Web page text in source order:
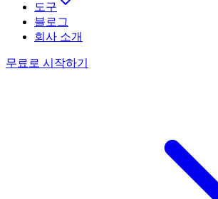
도구
블로그
회사 소개
무료로 시작하기